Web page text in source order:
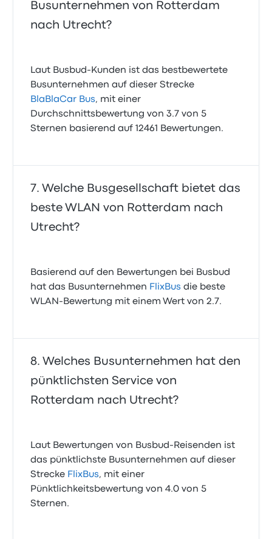
Busunternehmen von Rotterdam
nach Utrecht?
Laut Busbud-Kunden ist das bestbewertete
Busunternehmen auf dieser Strecke
BlaBlaCar Bus, mit einer
Durchschnittsbewertung von 3.7 von 5
Sternen basierend auf 12461 Bewertungen.
Welche Busgesellschaft bietet das
beste WLAN von Rotterdam nach
Utrecht?
Basierend auf den Bewertungen bei Busbud
hat das Busunternehmen FlixBus die beste
WLAN-Bewertung mit einem Wert von 2.7.
Welches Busunternehmen hat den
pünktlichsten Service von
Rotterdam nach Utrecht?
Laut Bewertungen von Busbud-Reisenden ist
das pünktlichste Busunternehmen auf dieser
Strecke FlixBus, mit einer
Pünktlichkeitsbewertung von 4.0 von 5
Sternen.